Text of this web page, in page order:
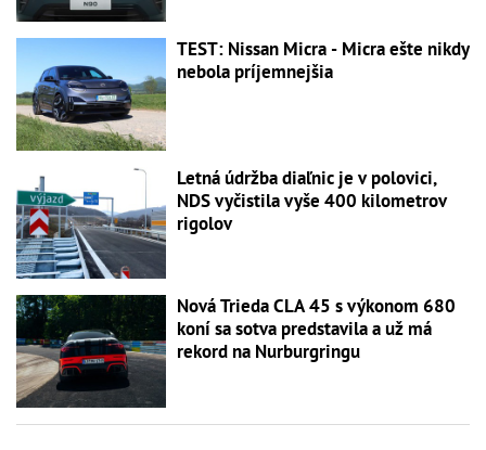
TEST: Nissan Micra - Micra ešte nikdy
nebola príjemnejšia
Letná údržba diaľnic je v polovici,
NDS vyčistila vyše 400 kilometrov
rigolov
Nová Trieda CLA 45 s výkonom 680
koní sa sotva predstavila a už má
rekord na Nurburgringu